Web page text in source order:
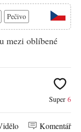
Pečivo
mezi oblíbené
Super 6
Komentář